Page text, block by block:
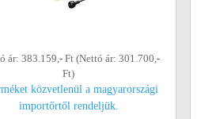
ár: 383.159,- Ft (Nettó ár: 301.700,-
Ft)
közvetlenül a magyarországi
importőrtől rendeljük.